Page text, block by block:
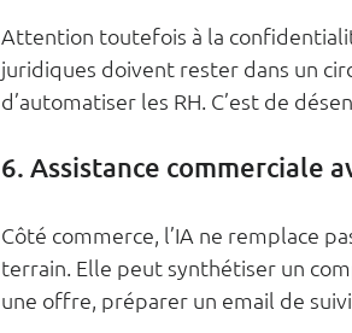
Attention toutefois à la
juridiques doivent rester dans un
d’automatiser les RH. C’est de
6. Assistance commerciale
Côté commerce, l’IA ne remplace
terrain. Elle peut synthétiser un
une offre, préparer un email de